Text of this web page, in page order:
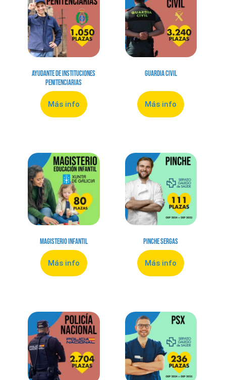
Ayudante de Instituciones
Penitenciarias
Más info
Guardia Civil
Más info
Magisterio Infantil
Más info
Pinche Sergas
Más info